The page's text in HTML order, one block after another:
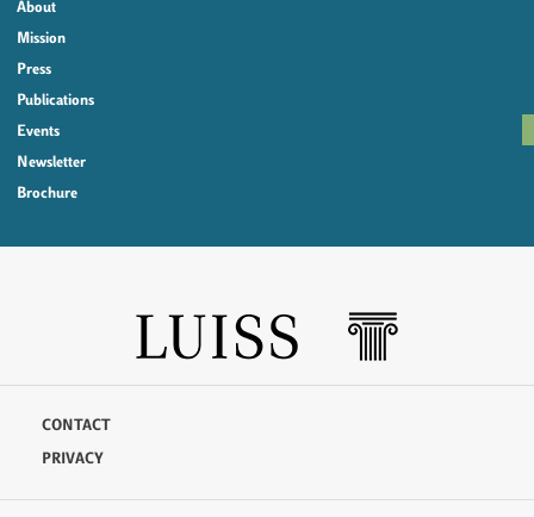
About
Mission
Press
Publications
Events
Newsletter
Brochure
CONTACT
PRIVACY